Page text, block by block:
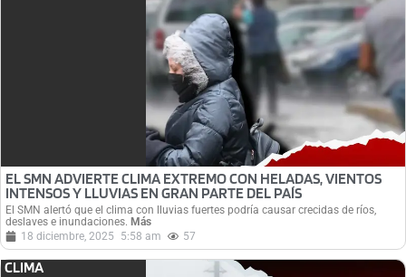
EL SMN ADVIERTE CLIMA EXTREMO CON HELADAS, VIENTOS
INTENSOS Y LLUVIAS EN GRAN PARTE DEL PAÍS
El SMN alertó que el clima con lluvias fuertes podría causar crecidas de ríos,
deslaves e inundaciones. Más
18 diciembre, 2025
5:58 am 57
CLIMA